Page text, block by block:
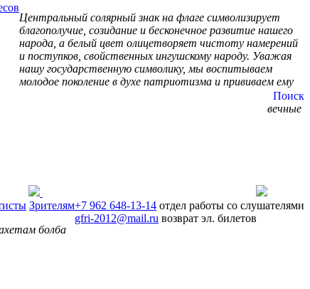
Поиск
+7 962 648-13-14 отдел работы со слушателями
gfri-2012@mail.ru возврат эл. билетов
Зрителям
Центральный солярный знак на флаге символизирует
благополучие, созидание и бесконечное развитие нашего
народа, а белый цвет олицетворяет чистоту намерений
и поступков, свойственных ингушскому народу. Уважая
нашу государственную символику, мы воспитываем
молодое поколение в духе патриотизма и прививаем ему
вечные
болба